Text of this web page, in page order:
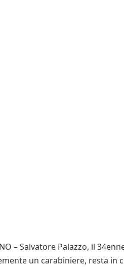
– Salvatore Palazzo, il
un carabiniere, resta in